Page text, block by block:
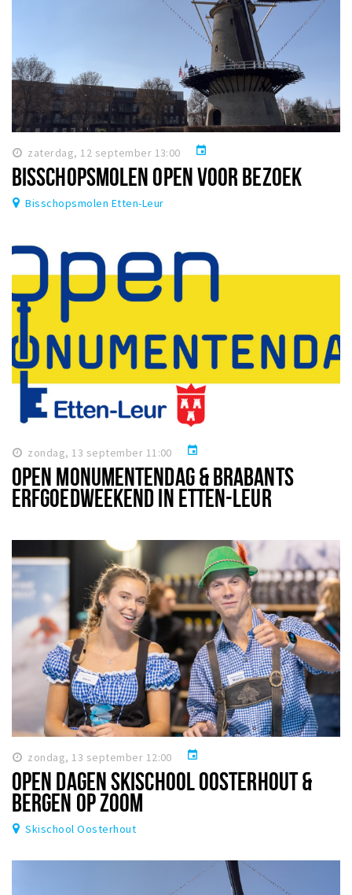
zaterdag, 12 september 13:00 event
BISSCHOPSMOLEN OPEN VOOR BEZOEK
Bisschopsmolen Etten-Leur
zondag, 13 september 11:00 event
OPEN MONUMENTENDAG & BRABANTS
ERFGOEDWEEKEND IN ETTEN-LEUR
zondag, 13 september 12:00 event
OPEN DAGEN SKISCHOOL OOSTERHOUT &
BERGEN OP ZOOM
Skischool Oosterhout